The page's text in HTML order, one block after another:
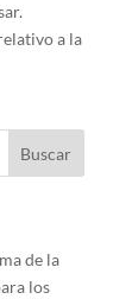
a la
de la
los